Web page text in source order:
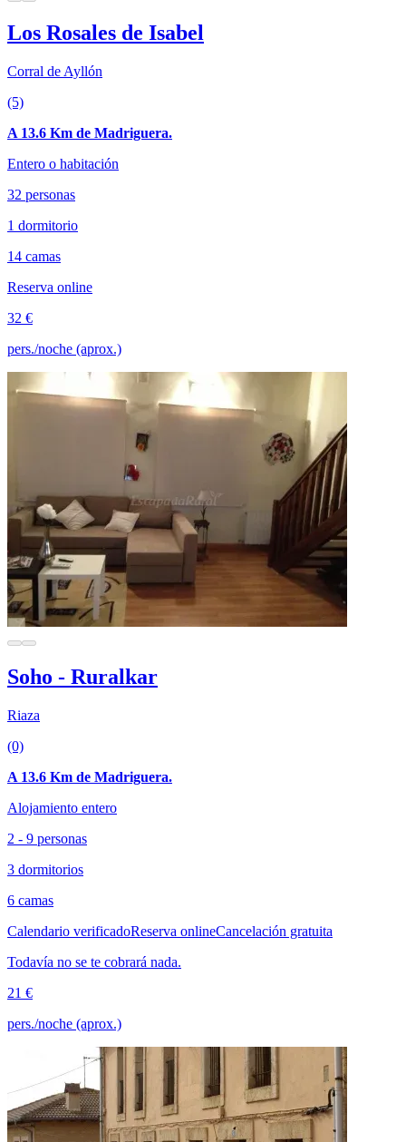
Los Rosales de Isabel
Corral de Ayllón
(5)
A 13.6 Km de Madriguera.
Entero o habitación
32 personas
1 dormitorio
14 camas
Reserva online
32 €
pers./noche (aprox.)
Soho - Ruralkar
Riaza
(0)
A 13.6 Km de Madriguera.
Alojamiento entero
2 - 9 personas
3 dormitorios
6 camas
Calendario verificadoReserva onlineCancelación gratuita
Todavía no se te cobrará nada.
21 €
pers./noche (aprox.)